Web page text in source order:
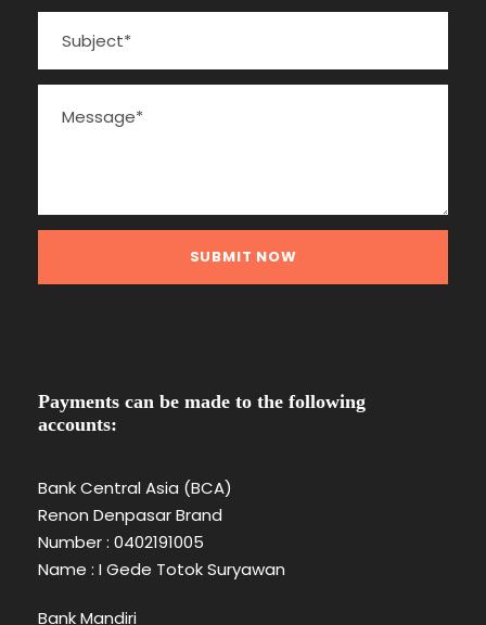
Payments can be made to the following
accounts:
Bank Central Asia (BCA)
Renon Denpasar Brand
Number : 0402191005
Name : I Gede Totok Suryawan
Bank Mandiri